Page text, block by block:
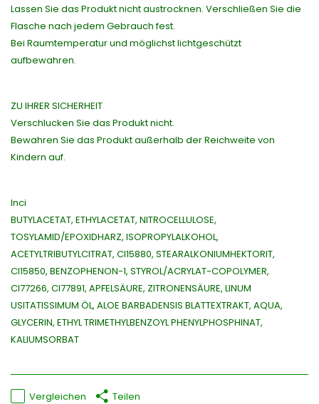
Lassen Sie das Produkt nicht austrocknen. Verschließen Sie die
Flasche nach jedem Gebrauch fest.
Bei Raumtemperatur und möglichst lichtgeschützt
aufbewahren.
ZU IHRER SICHERHEIT
Verschlucken Sie das Produkt nicht.
Bewahren Sie das Produkt außerhalb der Reichweite von
Kindern auf.
Inci
BUTYLACETAT, ETHYLACETAT, NITROCELLULOSE,
TOSYLAMID/EPOXIDHARZ, ISOPROPYLALKOHOL,
ACETYLTRIBUTYLCITRAT, CI15880, STEARALKONIUMHEKTORIT,
CI15850, BENZOPHENON-1, STYROL/ACRYLAT-COPOLYMER,
CI77266, CI77891, APFELSÄURE, ZITRONENSÄURE, LINUM
USITATISSIMUM ÖL, ALOE BARBADENSIS BLATTEXTRAKT, AQUA,
GLYCERIN, ETHYL TRIMETHYLBENZOYL PHENYLPHOSPHINAT,
KALIUMSORBAT
Vergleichen Teilen